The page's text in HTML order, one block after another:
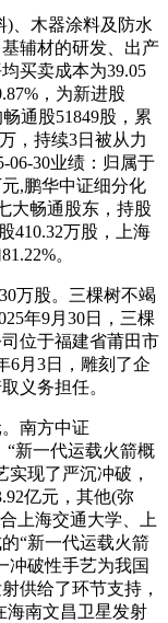
木器涂料及防水
辅材的研发、出产
买卖成本为39.05
，为新进股
通股51849股，累
，持续3日被从力
06-30业绩：归属于
,鹏华中证细分化
大畅通股东，持股
410.32万股，上海
。
万股。三棵树不竭
年9月30日，三棵
位于福建省莆田市
6月3日，雕刻了企
义务担任。
南方中证
“新一代运载火箭概
现了严沉冲破，
亿元，其他(弥
上海交通大学、上
“新一代运载火箭
冲破性手艺为我国
供给了环节支持，
海南文昌卫星发射